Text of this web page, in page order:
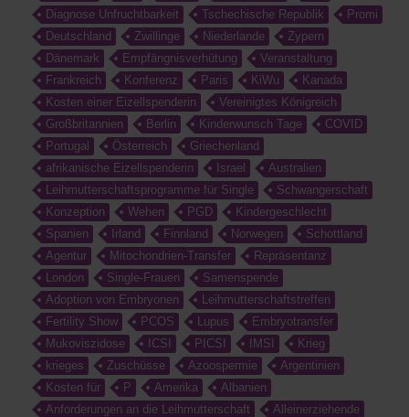
Diagnose Unfruchtbarkeit
Tschechische Republik
Promi
Deutschland
Zwillinge Niederlande
Zypern
Dänemark
Empfängnisverhütung
Veranstaltung
Frankreich
Konferenz Paris KiWu
Kanada
Kosten einer Eizellspenderin
Vereinigtes Königreich
Großbritannien
Berlin Kinderwunsch Tage
COVID
Portugal
Österreich
Griechenland
afrikanische Eizellspenderin
Israel
Australien
Leihmutterschaftsprogramme für Single
Schwangerschaft
Konzeption
Wehen PGD
Kindergeschlecht
Spanien
Irland Finnland Norwegen
Schottland
Agentur
Mitochondrien-Transfer
Repräsentanz
London
Single-Frauen
Samenspende
Adoption von Embryonen
Leihmutterschaftstreffen
Fertility Show
PCOS Lupus
Embryotransfer
Mukoviszidose
ICSI PICSI IMSI
Krieg
krieges
Zuschüsse Azoospermie
Argentinien
Kosten für
P Amerika
Albanien
Anforderungen an die Leihmutterschaft
Alleinerziehende